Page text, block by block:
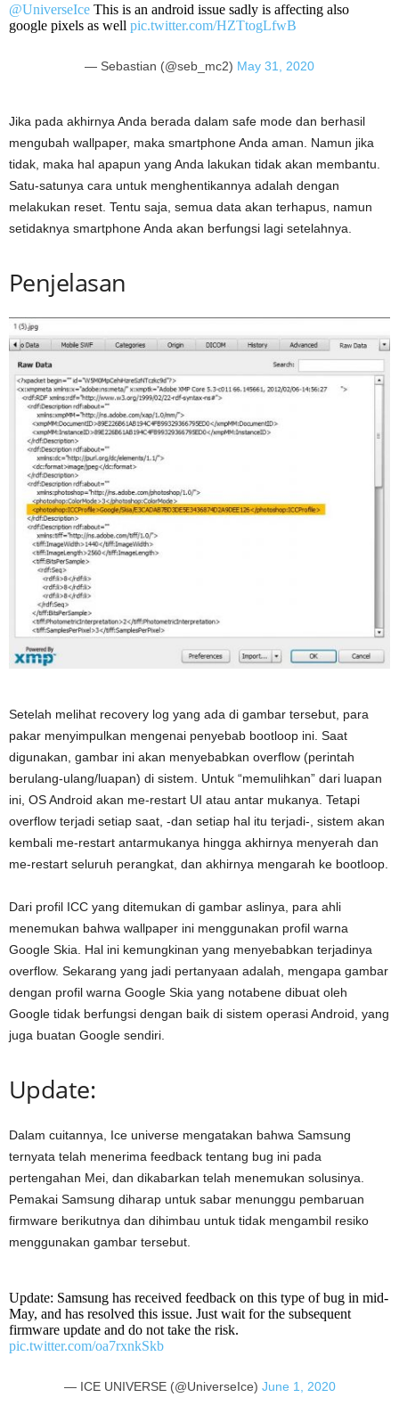
@UniverseIce This is an android issue sadly is affecting also
google pixels as well pic.twitter.com/HZTtogLfwB
— Sebastian (@seb_mc2) May 31, 2020
Jika pada akhirnya Anda berada dalam safe mode dan berhasil
mengubah wallpaper, maka smartphone Anda aman. Namun jika
tidak, maka hal apapun yang Anda lakukan tidak akan membantu.
Satu-satunya cara untuk menghentikannya adalah dengan
melakukan reset. Tentu saja, semua data akan terhapus, namun
setidaknya smartphone Anda akan berfungsi lagi setelahnya.
Penjelasan
Setelah melihat recovery log yang ada di gambar tersebut, para
pakar menyimpulkan mengenai penyebab bootloop ini. Saat
digunakan, gambar ini akan menyebabkan overflow (perintah
berulang-ulang/luapan) di sistem. Untuk “memulihkan” dari luapan
ini, OS Android akan me-restart UI atau antar mukanya. Tetapi
overflow terjadi setiap saat, -dan setiap hal itu terjadi-, sistem akan
kembali me-restart antarmukanya hingga akhirnya menyerah dan
me-restart seluruh perangkat, dan akhirnya mengarah ke bootloop.
Dari profil ICC yang ditemukan di gambar aslinya, para ahli
menemukan bahwa wallpaper ini menggunakan profil warna
Google Skia. Hal ini kemungkinan yang menyebabkan terjadinya
overflow. Sekarang yang jadi pertanyaan adalah, mengapa gambar
dengan profil warna Google Skia yang notabene dibuat oleh
Google tidak berfungsi dengan baik di sistem operasi Android, yang
juga buatan Google sendiri.
Update:
Dalam cuitannya, Ice universe mengatakan bahwa Samsung
ternyata telah menerima feedback tentang bug ini pada
pertengahan Mei, dan dikabarkan telah menemukan solusinya.
Pemakai Samsung diharap untuk sabar menunggu pembaruan
firmware berikutnya dan dihimbau untuk tidak mengambil resiko
menggunakan gambar tersebut.
Update: Samsung has received feedback on this type of bug in mid-
May, and has resolved this issue. Just wait for the subsequent
firmware update and do not take the risk.
pic.twitter.com/oa7rxnkSkb
— ICE UNIVERSE (@UniverseIce) June 1, 2020